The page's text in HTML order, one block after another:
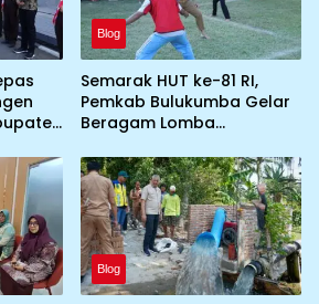
Blog
Semarak HUT ke-81 RI,
Pemkab Bulukumba Gelar
Beragam Lomba
Olahraga
Blog